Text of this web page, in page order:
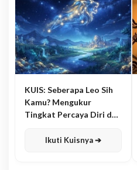
KUIS: Seberapa Leo Sih
Kamu? Mengukur
Tingkat Percaya Diri dan
Ikuti Kuisnya ➔